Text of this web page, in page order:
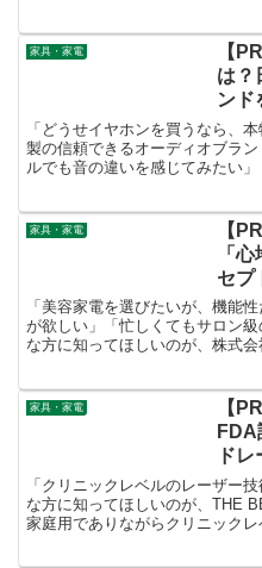
家具・家電
【
は？
ンド
「どうせイヤホンを買うなら、
製の信頼できるオーディオブラ
ルでも音の違いを感じてみたい
家具・家電
【
「
セプ
電・
「美容家電を選びたいが、機能
が欲しい」「忙しくてもサロン
な方に知ってほしいのが、株式
家具・家電
【
ド
庭用
器を
ケア
「クリニックレベルのレーザー
な方に知ってほしいのが、THE
家庭用でありながらクリニック